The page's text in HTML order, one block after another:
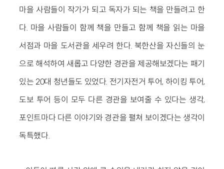
마을 사람들이 작가가 되고 독자가 되는 책을 만들려고 한
다. 마을 사람들이 함께 책을 만들고 함께 책을 읽는 마을
서점과 마을 도서관을 세우려 한다. 북한산을 자신들의 눈
으로 해석하여 새롭고 다양한 경관을 제공해보겠다는 패기
있는 20대 청년들도 있었다. 전기자전거 투어, 하이킹 투어,
도보 투어 등이 모두 다른 경관을 보여줄 수 있다는 생각,
포인트마다 다른 이야기와 경관을 펼쳐 보이겠다는 생각이
독특했다.